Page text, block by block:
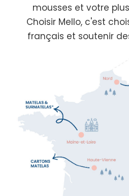
mousses et votre
Choisir Mello, c'est
français et soutenir